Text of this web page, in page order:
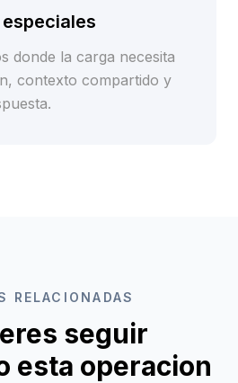
donde la carga necesita
contexto compartido y
RELACIONADAS
seguir
esta operacion